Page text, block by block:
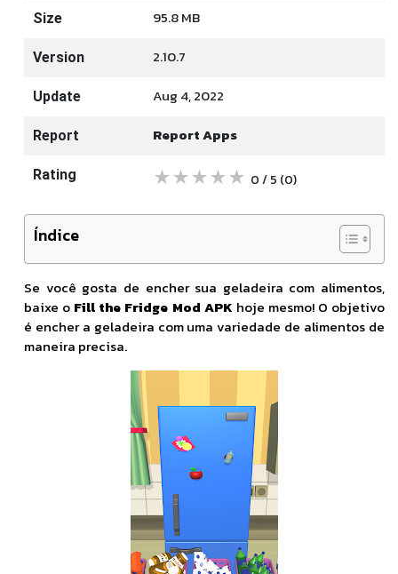
Size 95.8 MB
Version 2.10.7
Update Aug 4, 2022
Report Report Apps
Rating ★★★★★ 0 / 5 (0)
Índice
Se você gosta de encher sua geladeira com alimentos,
baixe o Fill the Fridge Mod APK hoje mesmo! O objetivo
é encher a geladeira com uma variedade de alimentos de
maneira precisa.